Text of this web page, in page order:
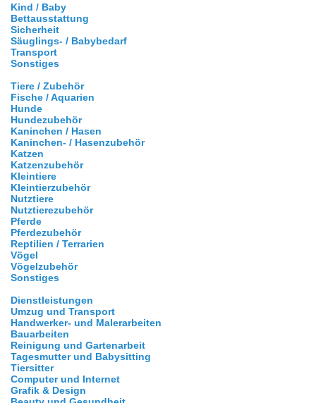
Kind / Baby
Bettausstattung
Sicherheit
Säuglings- / Babybedarf
Transport
Sonstiges
Tiere / Zubehör
Fische / Aquarien
Hunde
Hundezubehör
Kaninchen / Hasen
Kaninchen- / Hasenzubehör
Katzen
Katzenzubehör
Kleintiere
Kleintierzubehör
Nutztiere
Nutztierezubehör
Pferde
Pferdezubehör
Reptilien / Terrarien
Vögel
Vögelzubehör
Sonstiges
Dienstleistungen
Umzug und Transport
Handwerker- und Malerarbeiten
Bauarbeiten
Reinigung und Gartenarbeit
Tagesmutter und Babysitting
Tiersitter
Computer und Internet
Grafik & Design